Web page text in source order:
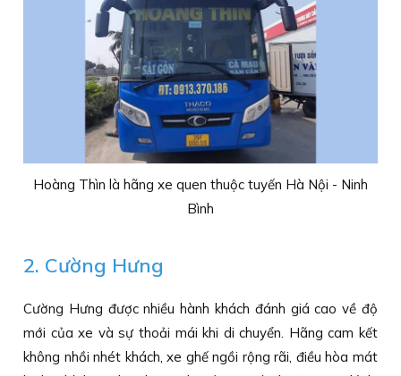
Hoàng Thìn là hãng xe quen thuộc tuyến Hà Nội - Ninh
Bình
2. Cường Hưng
Cường Hưng được nhiều hành khách đánh giá cao về độ
mới của xe và sự thoải mái khi di chuyển. Hãng cam kết
không nhồi nhét khách, xe ghế ngồi rộng rãi, điều hòa mát